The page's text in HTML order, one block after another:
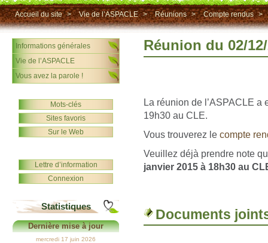
Accueil du site > Vie de l’ASPACLE > Réunions > Compte rendus >
Réunion du 02/
La réunion de l’ASPACLE
19h30 au CLE.
Vous trouverez le compte
Veuillez déjà prendre note
janvier 2015 à 18h30 au
Documents
Informations générales
Vie de l’ASPACLE
Vous avez la parole !
Mots-clés
Sites favoris
Sur le Web
Lettre d’information
Connexion
Statistiques
Dernière mise à jour
mercredi 17 juin 2026